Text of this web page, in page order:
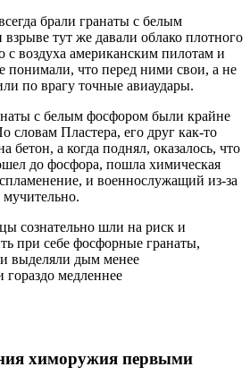
брали гранаты с белым
тут же давали облако плотного
воздуха американским пилотам и
понимали, что перед ними свои, а не
по врагу точные авиаудары.
с белым фосфором были крайне
словам Пластера, его друг как-то
бетон, а когда поднял, оказалось, что
до фосфора, пошла химическая
и военнослужащий из-за
сознательно шли на риск и
при себе фосфорные гранаты,
выделяли дым менее
гораздо медленнее
химоружия первыми